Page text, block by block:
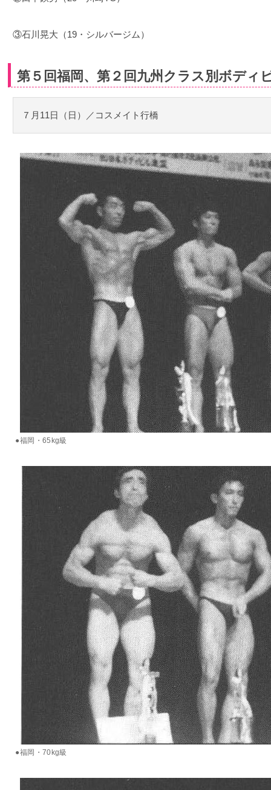
③石川晃大（19・シルバージム）
第５回福岡、第２回九州クラス別ボディ
７月11日（日）／コスメイト行橋
●福岡・65kg級
●福岡・70kg級